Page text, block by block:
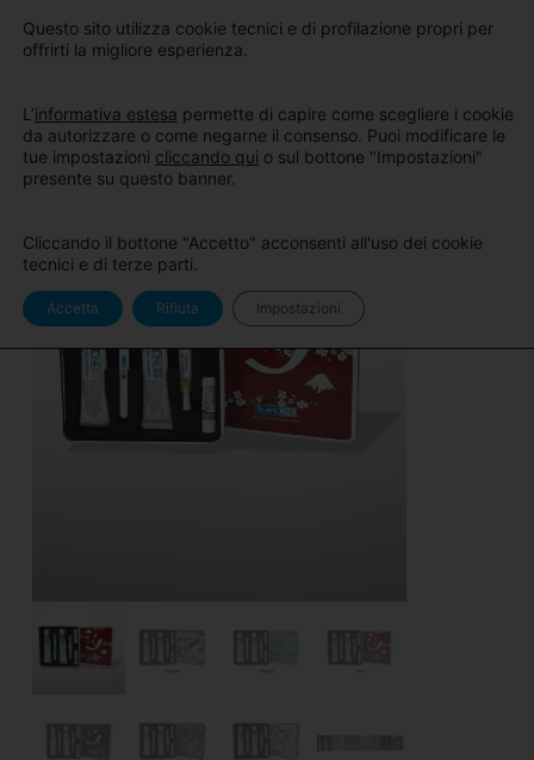
Sito
BlancOne
Area Pro
BlancOne
Questo sito utilizza cookie tecnici e di profilazione propri per
offrirti la migliore esperienza.
L’informativa estesa permette di capire come scegliere i cookie
da autorizzare o come negarne il consenso. Puoi modificare le
tue impostazioni cliccando qui o sul bottone "Impostazioni"
presente su questo banner.
Cliccando il bottone "Accetto" acconsenti all'uso dei cookie
tecnici e di terze parti.
Accetta Rifiuta Impostazioni